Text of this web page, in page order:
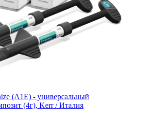
(А1Е) - универсальный
(4г), Kerr / Италия